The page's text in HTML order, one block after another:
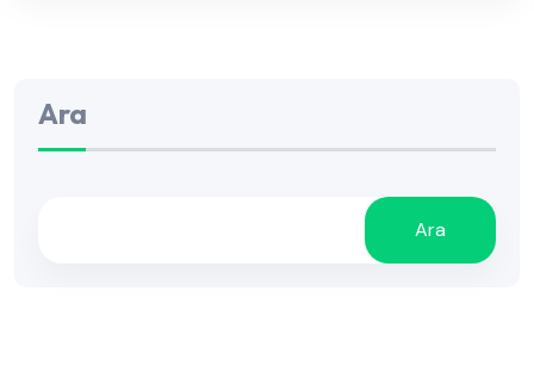
Ara
Ara